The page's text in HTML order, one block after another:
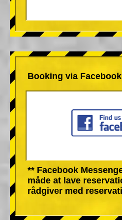
Booking via
** Facebook
måde at lave
rådgiver med